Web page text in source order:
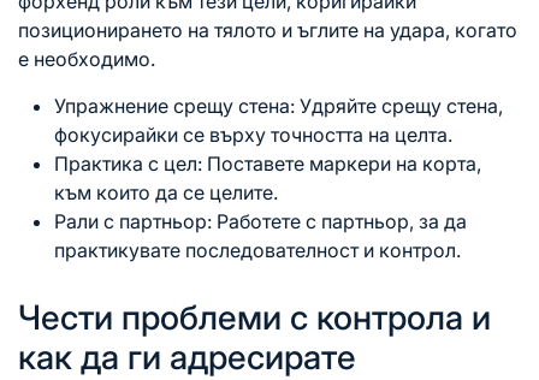
позиционирането на тялото и ъглите на удара, когато
е необходимо.
Упражнение срещу стена: Удряйте срещу стена,
фокусирайки се върху точността на целта.
Практика с цел: Поставете маркери на корта,
към които да се целите.
Рали с партньор: Работете с партньор, за да
практикувате последователност и контрол.
Чести проблеми с контрола и
как да ги адресирате